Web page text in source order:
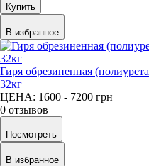
Купить
В избранное
Гиря обрезиненная
32кг
ЦЕНА: 1600 - 7200 грн
0 отзывов
Посмотреть
В избранное